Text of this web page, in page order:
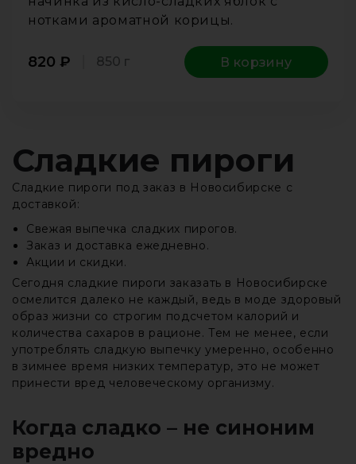
нотками ароматной корицы.
820 ₽ 850 г В корзину
Сладкие пироги
Сладкие пироги под заказ в Новосибирске с
доставкой:
Свежая выпечка сладких пирогов.
Заказ и доставка ежедневно.
Акции и скидки.
Сегодня сладкие пироги заказать в Новосибирске
осмелится далеко не каждый, ведь в моде здоровый
образ жизни со строгим подсчетом калорий и
количества сахаров в рационе. Тем не менее, если
употреблять сладкую выпечку умеренно, особенно
в зимнее время низких температур, это не может
принести вред человеческому организму.
Когда сладко – не синоним
вредно